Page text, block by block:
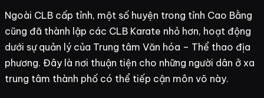
Ngoài CLB cấp tỉnh, một số huyện trong tỉnh Cao Bằng
cũng đã thành lập các CLB Karate nhỏ hơn, hoạt động
dưới sự quản lý của Trung tâm Văn hóa – Thể thao địa
phương. Đây là nơi thuận tiện cho những người dân ở xa
trung tâm thành phố có thể tiếp cận môn võ này.